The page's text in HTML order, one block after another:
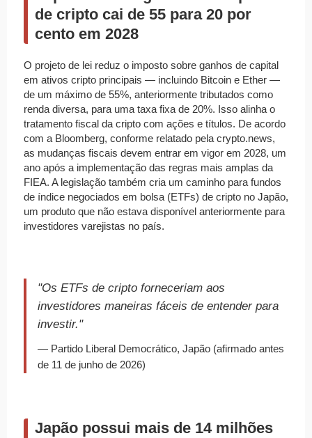
de cripto cai de 55 para 20 por
cento em 2028
O projeto de lei reduz o imposto sobre ganhos de capital
em ativos cripto principais — incluindo Bitcoin e Ether —
de um máximo de 55%, anteriormente tributados como
renda diversa, para uma taxa fixa de 20%. Isso alinha o
tratamento fiscal da cripto com ações e títulos. De acordo
com a Bloomberg, conforme relatado pela crypto.news,
as mudanças fiscais devem entrar em vigor em 2028, um
ano após a implementação das regras mais amplas da
FIEA. A legislação também cria um caminho para fundos
de índice negociados em bolsa (ETFs) de cripto no Japão,
um produto que não estava disponível anteriormente para
investidores varejistas no país.
"Os ETFs de cripto forneceriam aos
investidores maneiras fáceis de entender para
investir."
— Partido Liberal Democrático, Japão (afirmado antes
de 11 de junho de 2026)
Japão possui mais de 14 milhões